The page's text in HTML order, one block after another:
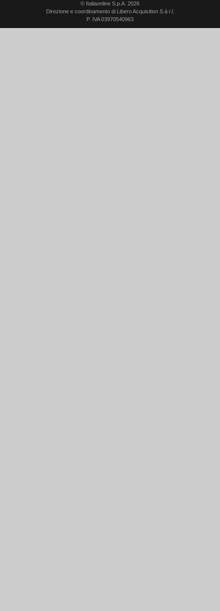
© Italiaonline S.p.A. 2026
Direzione e coordinamento di Libero Acquisition S.á r.l.
P. IVA 03970540963